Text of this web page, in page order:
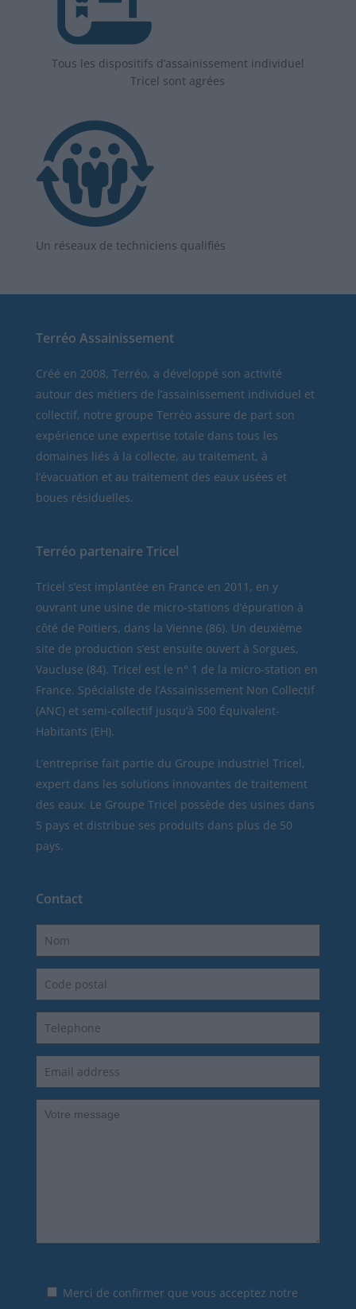
Tous les dispositifs d’assainissement individuel
Tricel sont agrées
Un réseaux de techniciens qualifiés
Terréo Assainissement
Créé en 2008, Terréo, a développé son activité
autour des métiers de l’assainissement individuel et
collectif, notre groupe Terréo assure de part son
expérience une expertise totale dans tous les
domaines liés à la collecte, au traitement, à
l’évacuation et au traitement des eaux usées et
boues résiduelles.
Terréo partenaire Tricel
Tricel s’est implantée en France en 2011, en y
ouvrant une usine de micro-stations d’épuration à
côté de Poitiers, dans la Vienne (86). Un deuxième
site de production s’est ensuite ouvert à Sorgues,
Vaucluse (84). Tricel est le n° 1 de la micro-station en
France. Spécialiste de l’Assainissement Non Collectif
(ANC) et semi-collectif jusqu’à 500 Équivalent-
Habitants (EH).
L’entreprise fait partie du Groupe industriel Tricel,
expert dans les solutions innovantes de traitement
des eaux. Le Groupe Tricel possède des usines dans
5 pays et distribue ses produits dans plus de 50
pays.
Contact
Merci de confirmer que vous acceptez notre